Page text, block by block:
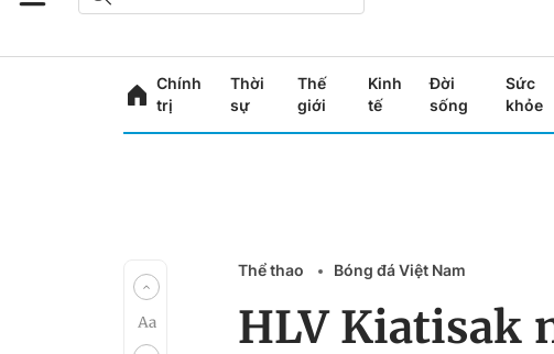
Chính
trị
Thời
sự
Thế
giới
Kinh
tế
Đời
sống
Sức
khỏe
Thể thao Bóng đá Việt Nam
HLV Kiatisak